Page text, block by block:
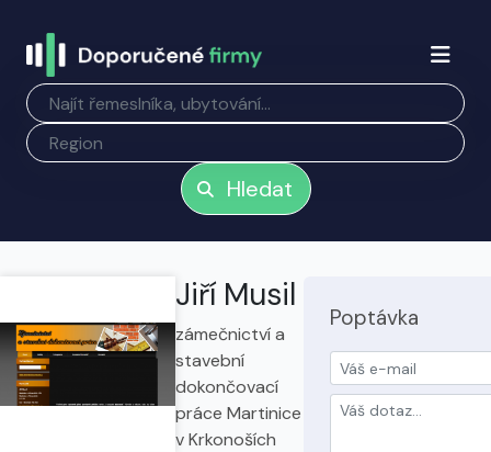
Hledat
Jiří Musil
zámečnictví a
stavební
dokončovací
práce Martinice
v Krkonoších
Poptávka